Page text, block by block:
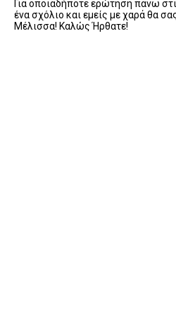
Για οποιαδήποτε ερώτηση πάνω
ένα σχόλιο και εμείς με χαρά θα
Μέλισσα! Καλώς Ήρθατε!